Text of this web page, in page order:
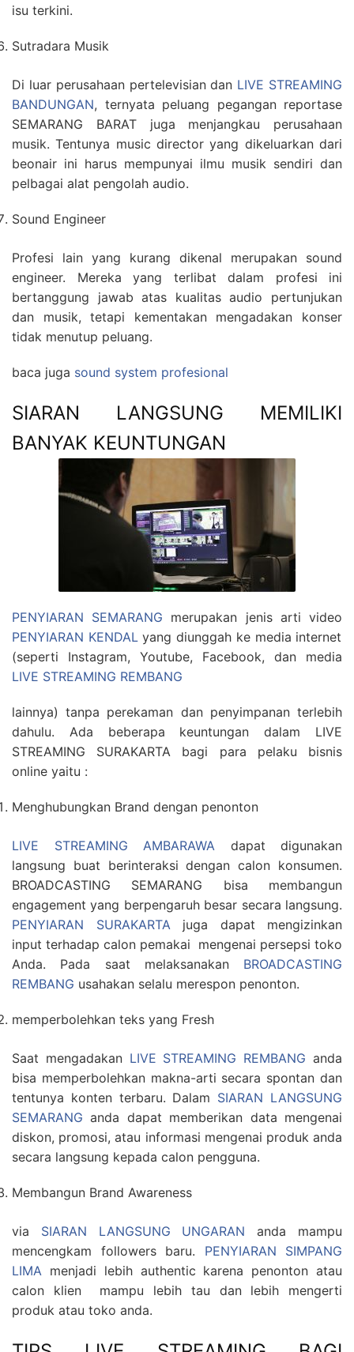
isu terkini.
Sutradara Musik
Di luar perusahaan pertelevisian dan LIVE STREAMING
BANDUNGAN, ternyata peluang pegangan reportase
SEMARANG BARAT juga menjangkau perusahaan
musik. Tentunya music director yang dikeluarkan dari
beonair ini harus mempunyai ilmu musik sendiri dan
pelbagai alat pengolah audio.
Sound Engineer
Profesi lain yang kurang dikenal merupakan sound
engineer. Mereka yang terlibat dalam profesi ini
bertanggung jawab atas kualitas audio pertunjukan
dan musik, tetapi kementakan mengadakan konser
tidak menutup peluang.
baca juga sound system profesional
SIARAN LANGSUNG MEMILIKI
BANYAK KEUNTUNGAN
PENYIARAN SEMARANG merupakan jenis arti video
PENYIARAN KENDALyang diunggah ke media internet
(seperti Instagram, Youtube, Facebook, dan media
LIVE STREAMING REMBANG
lainnya) tanpa perekaman dan penyimpanan terlebih
dahulu. Ada beberapa keuntungan dalam LIVE
STREAMING SURAKARTA bagi para pelaku bisnis
online yaitu :
Menghubungkan Brand dengan penonton
LIVE STREAMING AMBARAWA dapat digunakan
langsung buat berinteraksi dengan calon konsumen.
BROADCASTING SEMARANG bisa membangun
engagement yang berpengaruh besar secara langsung.
PENYIARAN SURAKARTAjuga dapat mengizinkan
input terhadap calon pemakai mengenai persepsi toko
Anda. Pada saat melaksanakan BROADCASTING
REMBANG usahakan selalu merespon penonton.
memperbolehkan teks yang Fresh
Saat mengadakan LIVE STREAMING REMBANG anda
bisa memperbolehkan makna-arti secara spontan dan
tentunya konten terbaru. Dalam SIARAN LANGSUNG
SEMARANG anda dapat memberikan data mengenai
diskon, promosi, atau informasi mengenai produk anda
secara langsung kepada calon pengguna.
Membangun Brand Awareness
via SIARAN LANGSUNG UNGARAN anda mampu
mencengkam followers baru. PENYIARAN SIMPANG
LIMA menjadi lebih authentic karena penonton atau
calon klien mampu lebih tau dan lebih mengerti
produk atau toko anda.